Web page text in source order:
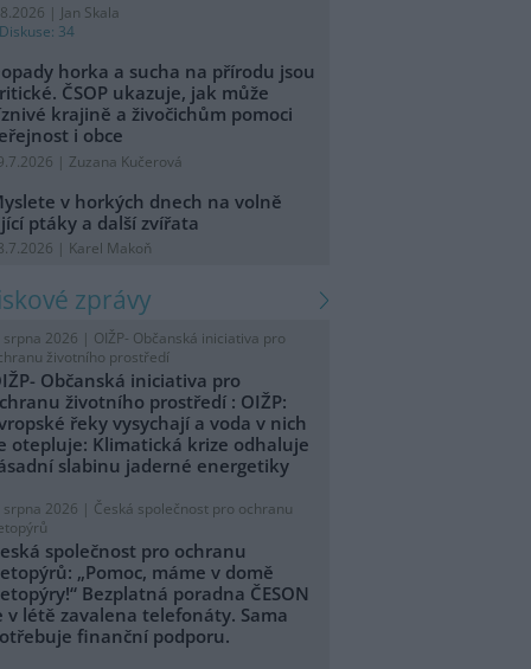
| Jan Skala
Diskuse: 34
horka a sucha na přírodu jsou
ČSOP ukazuje, jak může
krajině a živočichům pomoci
i obce
| Zuzana Kučerová
v horkých dnech na volně
ptáky a další zvířata
| Karel Makoň
zprávy
srpna 2026 | OIŽP- Občanská iniciativa pro
životního prostředí
Občanská iniciativa pro
životního prostředí : OIŽP:
řeky vysychají a voda v nich
otepluje: Klimatická krize odhaluje
slabinu jaderné energetiky
srpna 2026 | Česká společnost pro ochranu
společnost pro ochranu
„Pomoc, máme v domě
Bezplatná poradna ČESON
v létě zavalena telefonáty. Sama
finanční podporu.